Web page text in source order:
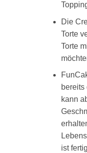
Die
Torte
Torte
kann
ist